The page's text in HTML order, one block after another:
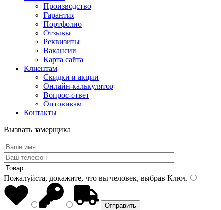
Производство
Гарантия
Портфолио
Отзывы
Реквизиты
Вакансии
Карта сайта
Клиентам
Скидки и акции
Онлайн-калькулятор
Вопрос-ответ
Оптовикам
Контакты
Вызвать замерщика
Пожалуйста, докажите, что вы человек, выбрав Ключ.